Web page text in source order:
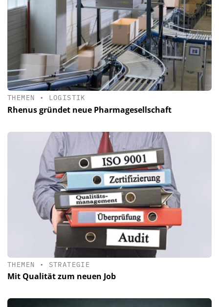
THEMEN • LOGISTIK
Rhenus gründet neue Pharmagesellschaft
THEMEN • STRATEGIE
Mit Qualität zum neuen Job